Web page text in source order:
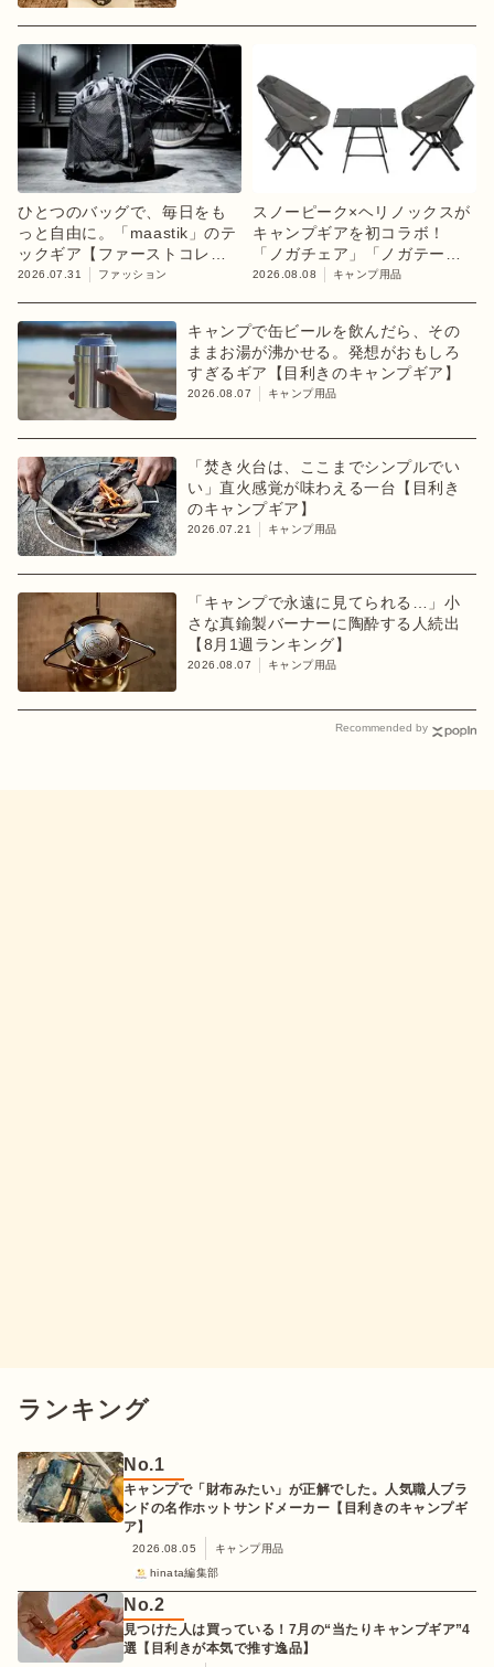
ひとつのバッグで、毎日をも
っと自由に。「maastik」のテ
ックギア【ファーストコレク
ション「chapter 1」】
2026.07.31 ファッション
スノーピーク×ヘリノックスが
キャンプギアを初コラボ！
「ノガチェア」「ノガテーブ
ル」を8月13日に発売
2026.08.08 キャンプ用品
キャンプで缶ビールを飲んだら、その
ままお湯が沸かせる。発想がおもしろ
すぎるギア【目利きのキャンプギア】
2026.08.07 キャンプ用品
「焚き火台は、ここまでシンプルでい
い」直火感覚が味わえる一台【目利き
のキャンプギア】
2026.07.21 キャンプ用品
「キャンプで永遠に見てられる…」小
さな真鍮製バーナーに陶酔する人続出
【8月1週ランキング】
2026.08.07 キャンプ用品
Recommended by
ランキング
No.1
キャンプで「財布みたい」が正解でした。人気職人ブラ
ンドの名作ホットサンドメーカー【目利きのキャンプギ
ア】
2026.08.05
キャンプ用品
hinata編集部
No.2
見つけた人は買っている！7月の“当たりキャンプギア”4
選【目利きが本気で推す逸品】